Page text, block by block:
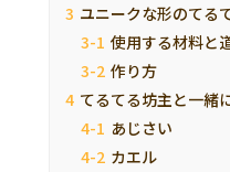
ユニークな形のてる
使用する材料と
作り方
てるてる坊主と一緒
あじさい
カエル